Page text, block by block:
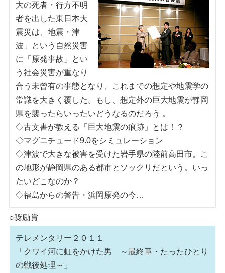
大の死者・行方不明
者を出した東日本大
震災は、地震・津
波」という自然災害
に「原発事故」とい
う社会災害が重なり
合う未曾有の事態となり、これまでの想定や地震学の
常識を大きく覆した。もし、想定外の巨大地震が静岡
県を襲ったらいったいどうなるのだろう 。
◇古文書が教える「巨大地震の痕跡」とは！？
◇マグニチュード9.0をシミュレーション
◇津波で大きな被害を受けた岩手県の陸前高田市。こ
の地形が静岡県のある都市とソックリだという。いっ
たいどこなのか？
◇福島からの警告・浜岡原発の今…
○奨励賞
テレメンタリー２０１１
「クワイ河に虹をかけた男 ～最終章・たったひとり
の戦後処理～」